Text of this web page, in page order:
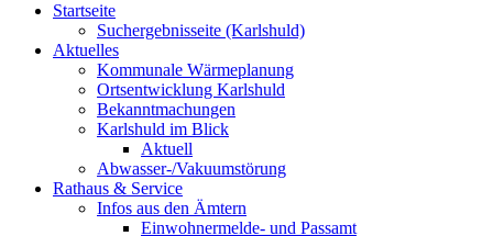
Startseite
Suchergebnisseite (Karlshuld)
Aktuelles
Kommunale Wärmeplanung
Ortsentwicklung Karlshuld
Bekanntmachungen
Karlshuld im Blick
Aktuell
Abwasser-/Vakuumstörung
Rathaus & Service
Infos aus den Ämtern
Einwohnermelde- und Passamt